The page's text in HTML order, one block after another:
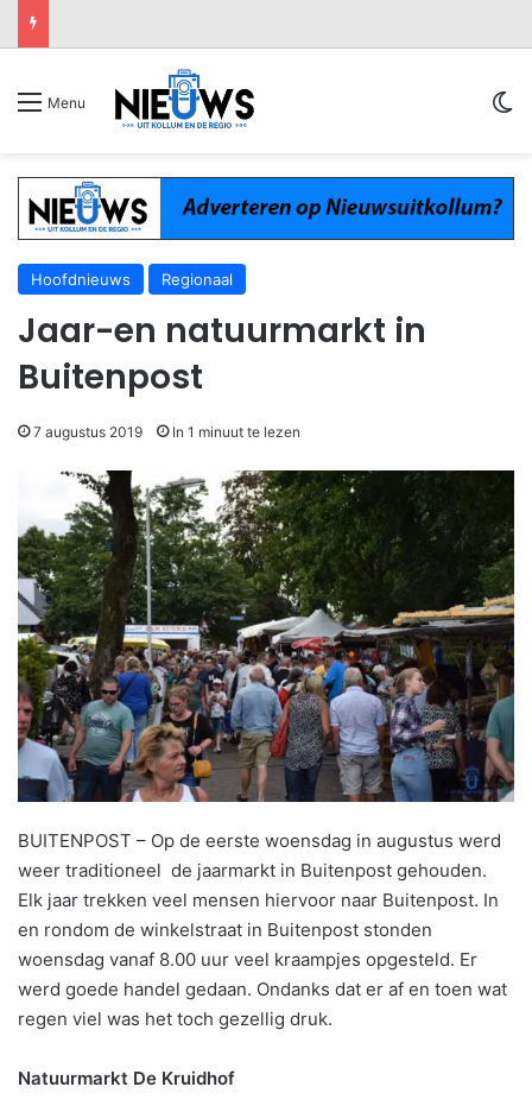
Menu
Hoofdnieuws Regionaal
Jaar-en natuurmarkt in
Buitenpost
7 augustus 2019 In 1 minuut te lezen
BUITENPOST – Op de eerste woensdag in augustus werd
weer traditioneel de jaarmarkt in Buitenpost gehouden.
Elk jaar trekken veel mensen hiervoor naar Buitenpost. In
en rondom de winkelstraat in Buitenpost stonden
woensdag vanaf 8.00 uur veel kraampjes opgesteld. Er
werd goede handel gedaan. Ondanks dat er af en toen wat
regen viel was het toch gezellig druk.
Natuurmarkt De Kruidhof